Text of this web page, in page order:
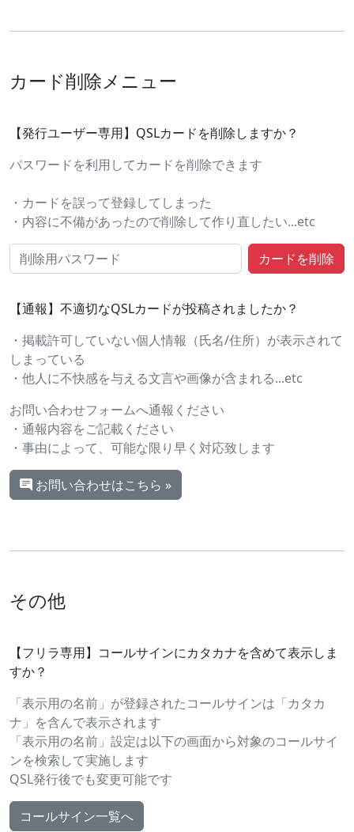
カード削除メニュー
【発行ユーザー専用】QSLカードを削除しますか？
パスワードを利用してカードを削除できます
・カードを誤って登録してしまった
・内容に不備があったので削除して作り直したい...etc
【通報】不適切なQSLカードが投稿されましたか？
・掲載許可していない個人情報（氏名/住所）が表示されて
しまっている
・他人に不快感を与える文言や画像が含まれる...etc
お問い合わせフォームへ通報ください
・通報内容をご記載ください
・事由によって、可能な限り早く対応致します
お問い合わせはこちら »
その他
【フリラ専用】コールサインにカタカナを含めて表示しま
すか？
「表示用の名前」が登録されたコールサインは「カタカ
ナ」を含んで表示されます
「表示用の名前」設定は以下の画面から対象のコールサイ
ンを検索して実施します
QSL発行後でも変更可能です
コールサイン一覧へ